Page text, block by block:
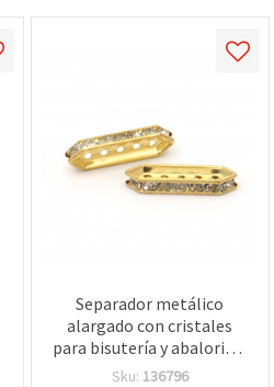
Separador metálico
alargado con cristales
para bisutería y abalorios,
color oro, 27x8x4 mm, 5
Sku: 136796